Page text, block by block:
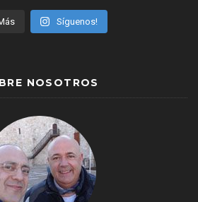
Síguenos!
NOSOTROS